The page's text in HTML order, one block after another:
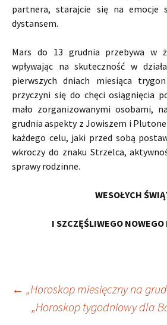
partnera, starajcie się na emocje
dystansem.
Mars do 13 grudnia przebywa w
wpływając na skuteczność w
pierwszych dniach miesiąca
przyczyni się do chęci osiągnięcia
mało zorganizowanymi osobami,
grudnia aspekty z Jowiszem i
każdego celu, jaki przed sobą
wkroczy do znaku Strzelca,
sprawy rodzinne.
WESOŁYCH
I SZCZĘŚLIWEGO
Nawigacja
← „Horoskop miesięczny na
„Horoskop tygodniowy dla